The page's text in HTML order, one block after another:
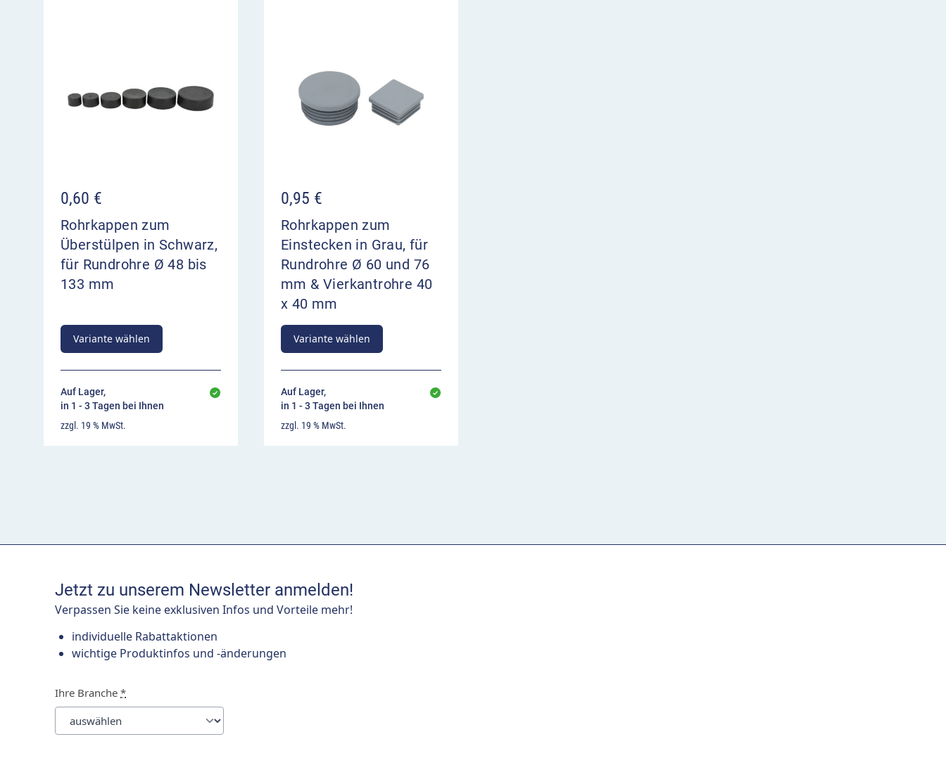
0,60 €
Rohrkappen zum
Überstülpen in Schwarz,
für Rundrohre Ø 48 bis
133 mm
Variante wählen
Auf Lager,
in 1 - 3 Tagen bei Ihnen
zzgl. 19 % MwSt.
0,95 €
Rohrkappen zum
Einstecken in Grau, für
Rundrohre Ø 60 und 76
mm & Vierkantrohre 40
x 40 mm
Variante wählen
Auf Lager,
in 1 - 3 Tagen bei Ihnen
zzgl. 19 % MwSt.
Jetzt zu unserem Newsletter anmelden!
Verpassen Sie keine exklusiven Infos und Vorteile mehr!
individuelle Rabattaktionen
wichtige Produktinfos und -änderungen
Ihre Branche *